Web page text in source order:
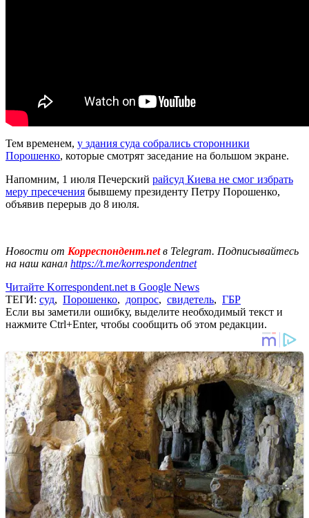
Тем временем, у здания суда собрались сторонники
Порошенко, которые смотрят заседание на большом экране.
Напомним, 1 июля Печерский райсуд Киева не смог избрать
меру пресечения бывшему президенту Петру Порошенко,
объявив перерыв до 8 июля.
Новости от Корреспондент.netв Telegram. Подписывайтесь
на наш канал https://t.me/korrespondentnet
Читайте Korrespondent.net в Google News
ТЕГИ: суд, Порошенко, допрос, свидетель, ГБР
Если вы заметили ошибку, выделите необходимый текст и
нажмите Ctrl+Enter, чтобы сообщить об этом редакции.